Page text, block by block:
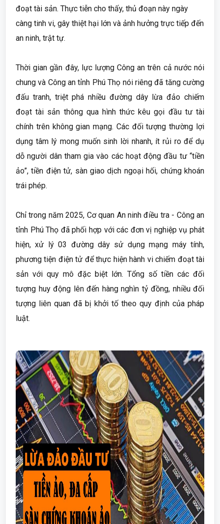
đoạt tài sản. Thực tiễn cho thấy, thủ đoạn này ngày
càng tinh vi, gây thiệt hại lớn và ảnh hưởng trực tiếp đến
an ninh, trật tự.
Thời gian gần đây, lực lượng Công an trên cả nước nói
chung và Công an tỉnh Phú Thọ nói riêng đã tăng cường
đấu tranh, triệt phá nhiều đường dây lừa đảo chiếm
đoạt tài sản thông qua hình thức kêu gọi đầu tư tài
chính trên không gian mạng. Các đối tượng thường lợi
dụng tâm lý mong muốn sinh lời nhanh, ít rủi ro để dụ
dỗ người dân tham gia vào các hoạt động đầu tư “tiền
ảo”, tiền điện tử, sàn giao dịch ngoại hối, chứng khoán
trái phép.
Chỉ trong năm 2025, Cơ quan An ninh điều tra - Công an
tỉnh Phú Thọ đã phối hợp với các đơn vị nghiệp vụ phát
hiện, xử lý 03 đường dây sử dụng mạng máy tính,
phương tiện điện tử để thực hiện hành vi chiếm đoạt tài
sản với quy mô đặc biệt lớn. Tổng số tiền các đối
tượng huy động lên đến hàng nghìn tỷ đồng, nhiều đối
tượng liên quan đã bị khởi tố theo quy định của pháp
luật.